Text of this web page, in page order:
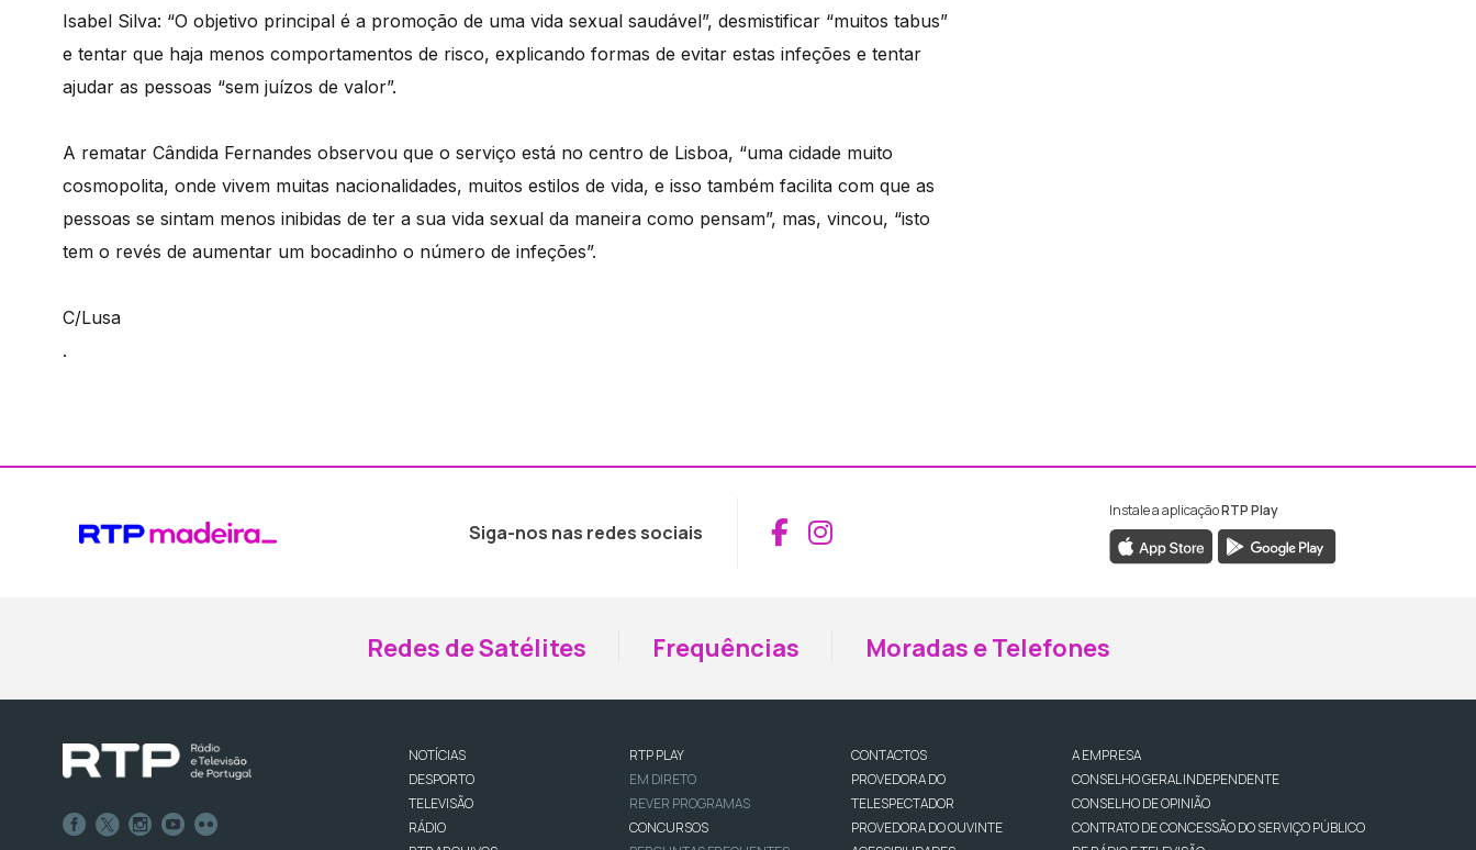
Isabel Silva: “O objetivo principal é a promoção de uma vida sexual saudável”, desmistificar “muitos tabus”
e tentar que haja menos comportamentos de risco, explicando formas de evitar estas infeções e tentar
ajudar as pessoas “sem juízos de valor”.
A rematar Cândida Fernandes observou que o serviço está no centro de Lisboa, “uma cidade muito
cosmopolita, onde vivem muitas nacionalidades, muitos estilos de vida, e isso também facilita com que as
pessoas se sintam menos inibidas de ter a sua vida sexual da maneira como pensam”, mas, vincou, “isto
tem o revés de aumentar um bocadinho o número de infeções”.
C/Lusa
.
Siga-nos nas redes sociais Aceder ao Facebook da RTP Madeira
Aceder ao Instagram da RTP Madeira
Instale a aplicaçãoRTP Play
Redes de Satélites Frequências Moradas e Telefones
NOTÍCIAS
DESPORTO
TELEVISÃO
RÁDIO
RTP PLAY
EM DIRETO
REVER PROGRAMAS
CONCURSOS
CONTACTOS
PROVEDORA DO
TELESPECTADOR
PROVEDORA DO OUVINTE
A EMPRESA
CONSELHO GERAL INDEPENDENTE
CONSELHO DE OPINIÃO
CONTRATO DE CONCESSÃO DO SERVIÇO PÚBLICO